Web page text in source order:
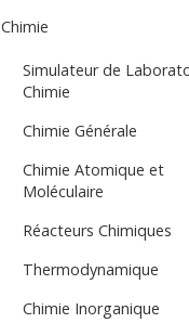
Chimie
Simulateur de
Chimie
Chimie Générale
Chimie Atomique et
Moléculaire
Réacteurs Chimiques
Thermodynamique
Chimie Inorganique